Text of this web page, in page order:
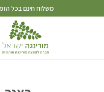
משלוח חינם בכל הזמנה